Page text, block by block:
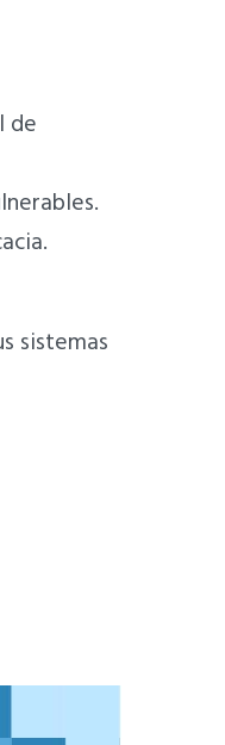
de
sistemas